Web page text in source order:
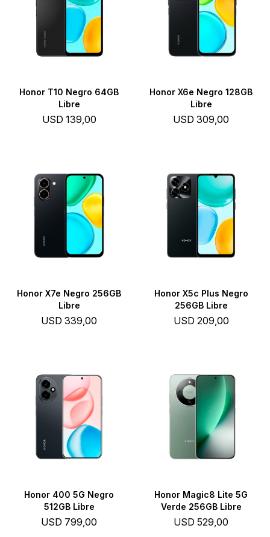
Honor T10 Negro 64GB
Libre
USD 139,00
Honor X6e Negro 128GB
Libre
USD 309,00
Honor X7e Negro 256GB
Libre
USD 339,00
Honor X5c Plus Negro
256GB Libre
USD 209,00
Honor 400 5G Negro
512GB Libre
USD 799,00
Honor Magic8 Lite 5G
Verde 256GB Libre
USD 529,00